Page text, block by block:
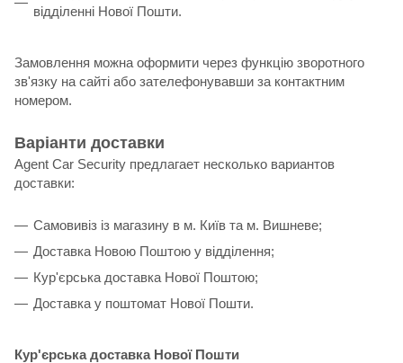
відділенні Нової Пошти.
Замовлення можна оформити через функцію зворотного
зв'язку на сайті або зателефонувавши за контактним
номером.
Варіанти доставки
Agent Car Security предлагает несколько вариантов
доставки:
Самовивіз із магазину в м. Київ та м. Вишневе;
Доставка Новою Поштою у відділення;
Кур'єрська доставка Нової Поштою;
Доставка у поштомат Нової Пошти.
Кур'єрська доставка Нової Пошти